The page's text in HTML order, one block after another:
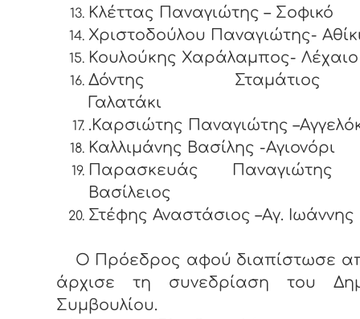
Κλέττας Παναγιώτης – Σοφικό
Χριστοδούλου Παναγιώτης-
Κουλούκης Χαράλαμπος- Λέχαιο
Δόντης
.Καρσιώτης Παναγιώτης
Καλλιμάνης Βασίλης -Αγιονόρι
Παρασκευάς Παναγιώτης
Βασίλειος
Στέφης Αναστάσιος –Αγ.
Ο Πρόεδρος αφού διαπίστωσε
άρχισε τη συνεδρίαση του
Συμβουλίου.